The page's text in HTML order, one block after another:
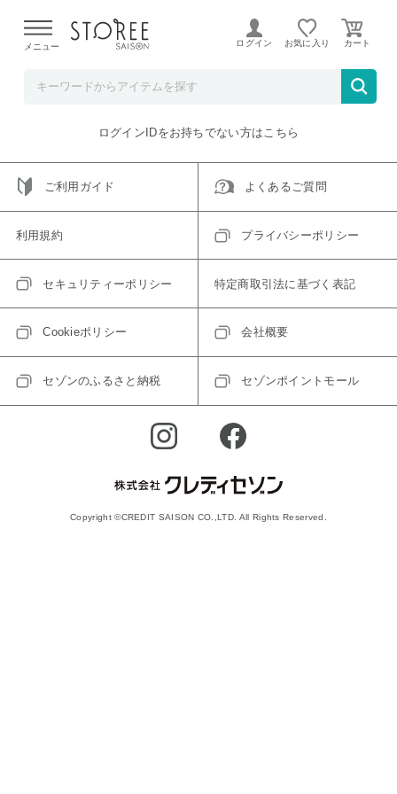
よる配送遅延が発生しております。
メニュー ログイン お気に入り
ご指定のアイテムは取り扱い終了、またはただいま取り扱い
トップへ戻る
ログインIDをお持ちでない方はこちら
ご利用ガイド よくあるご質問
利用規約 プライバシーポリシー
セキュリティーポリシー 特定商取引法に基づく表記
Cookieポリシー 会社概要
セゾンのふるさと納税 セゾンポイントモール
Copyright ©CREDIT SAISON CO.,LTD. All Rights Reserved.